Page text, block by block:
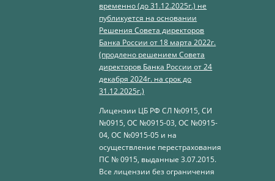
временно (до 31.12.2025г.) не
публикуется на основании
Решения Совета директоров
Банка России от 18 марта 2022г.
(продлено решением Совета
директоров Банка России от 24
декабря 2024г. на срок до
31.12.2025г.)
Лицензии ЦБ РФ СЛ №0915, СИ
№0915, ОС №0915-03, ОС №0915-
04, ОС №0915-05 и на
осуществление перестрахования
ПС № 0915, выданные 3.07.2015.
Все лицензии без ограничения